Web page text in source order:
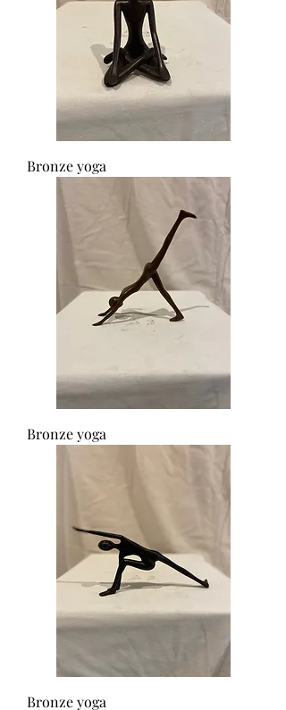
Bronze yoga
Bronze yoga
Bronze yoga